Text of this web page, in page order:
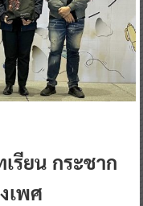
รียน กระชาก
เพศ